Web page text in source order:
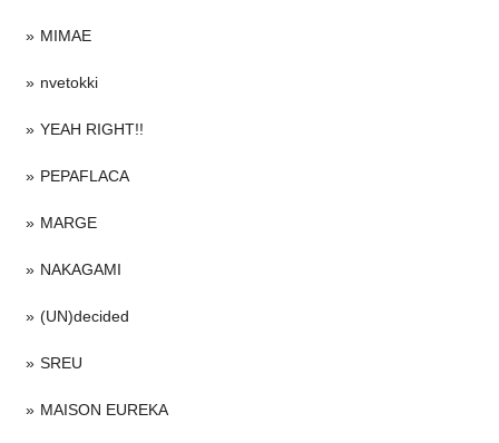
MIMAE
nvetokki
YEAH RIGHT!!
PEPAFLACA
MARGE
NAKAGAMI
(UN)decided
SREU
MAISON EUREKA